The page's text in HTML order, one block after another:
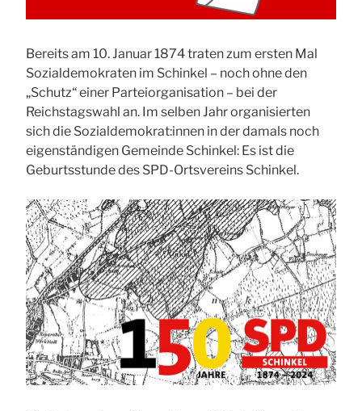
Bereits am 10. Januar 1874 traten zum ersten Mal
Sozialdemokraten im Schinkel – noch ohne den
„Schutz“ einer Parteiorganisation – bei der
Reichstagswahl an. Im selben Jahr organisierten
sich die Sozialdemokrat:innen in der damals noch
eigenständigen Gemeinde Schinkel: Es ist die
Geburtsstunde des SPD-Ortsvereins Schinkel.